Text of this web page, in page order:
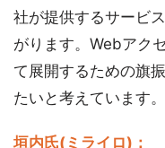
社が提供するサービ
がります。Webアク
て展開するための旗
たいと考えています。
垣内氏(ミライロ)：